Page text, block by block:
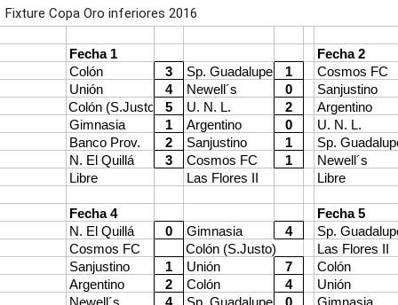
Fixture Copa Oro inferiores 2016